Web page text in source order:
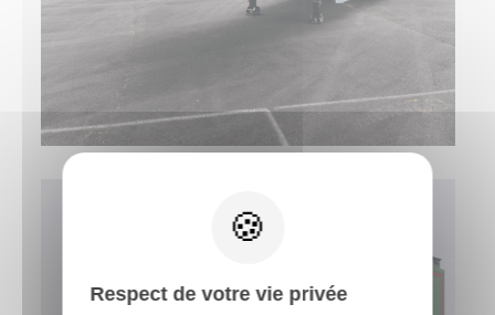
Respect de votre vie privée